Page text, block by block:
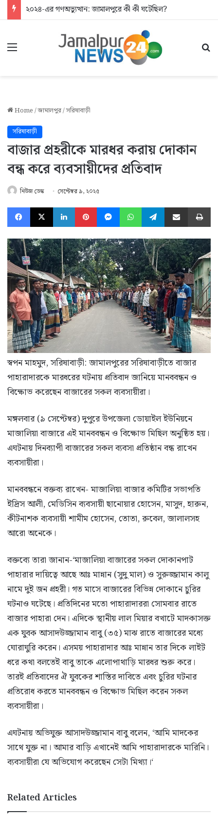
২০২৪-এর গণঅভ্যুত্থান: জামালপুরে কী কী ঘটেছিল?
Menu
Home/জামালপুর/সরিষাবাড়ী
সরিষাবাড়ী
বাজার প্রহরীকে মারধর করায় দোকান
বন্ধ করে ব্যবসায়ীদের প্রতিবাদ
নিউজ ডেস্ক সেপ্টেম্বর ৯, ২০২৫
Facebook
X LinkedInPinterestMessengerWhatsAppTelegramShare via Email
স্বপন মাহমুদ, সরিষাবাড়ী: জামালপুরের সরিষাবাড়ীতে বাজার
পাহারাদারকে মারধরের ঘটনায় প্রতিবাদ জানিয়ে মানববন্ধন ও
বিক্ষোভ করেছেন বাজারের সকল ব্যবসায়ীরা।
মঙ্গলবার (৯ সেপ্টেম্বর) দুপুরে উপজেলা ডোয়াইল ইউনিয়নে
মাজালিয়া বাজারে এই মানববন্ধন ও বিক্ষোভ মিছিল অনুষ্ঠিত হয়।
এঘটনায় দিনব্যাপী বাজারের সকল ব্যবসা প্রতিষ্ঠান বন্ধ রাখেন
ব্যবসায়ীরা।
মানববন্ধনে বক্তব্য রাখেন- মাজালিয়া বাজার কমিটির সভাপতি
ইদ্রিস আলী, মেডিসিন ব্যবসায়ী ছানোয়ার হোসেন, মাসুদ, হারুন,
কীটনাশক ব্যবসায়ী শামীম হোসেন, তোতা, রুবেল, জালালসহ
আরো অনেকে।
বক্তব্যে তারা জানান-‘মাজালিয়া বাজারের সকল দোকানপাট
পাহারার দায়িত্বে আছে আঃ মান্নান (সুদু মাল) ও সুরুজ্জামান কালু
নামে দুই জন প্রহরী। গত মাসে বাজারের বিভিন্ন দোকানে চুরির
ঘটনাও ঘটেছে। প্রতিদিনের মতো পাহারাদাররা সোমবার রাতে
বাজার পাহারা দেন। এদিকে স্থানীয় লাল মিয়ার বখাটে মাদকাসক্ত
এক যুবক আসাদউজ্জামান বাবু (৩৫) মাঝ রাতে বাজারের মধ্যে
ঘোরাঘুরি করেন। এসময় পাহারাদার আঃ মান্নান তার দিকে লাইট
ধরে কথা বলতেই বাবু তাকে এলোপাথাড়ি মারধর শুরু করে।
তারই প্রতিবাদের ঐ যুবকের শাস্তির দাবিতে এবং চুরির ঘটনার
প্রতিরোধ করতে মানববন্ধন ও বিক্ষোভ মিছিল করেন সকল
ব্যবসায়ীরা।
এঘটনায় অভিযুক্ত আসাদউজ্জামান বাবু বলেন, ‘আমি মাদকের
সাথে যুক্ত না। আমার বাড়ি এখানেই আমি পাহারাদারকে মারিনি।
ব্যবসায়ীরা যে অভিযোগ করেছেন সেটা মিথ্যা।‘
Related Articles